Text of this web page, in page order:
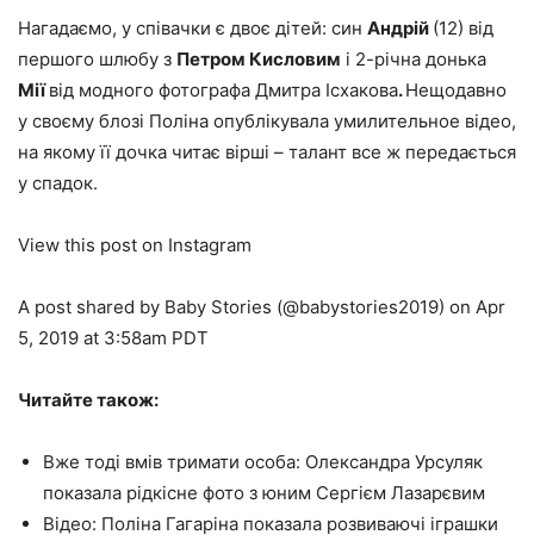
Нагадаємо, у співачки є двоє дітей: син Андрій (12) від
першого шлюбу з Петром Кисловим і 2-річна донька
Міївід модного фотографа Дмитра Ісхакова.Нещодавно
у своєму блозі Поліна опублікувала умилительное відео,
на якому її дочка читає вірші – талант все ж передається
у спадок.
View this post on Instagram
A post shared by Baby Stories (@babystories2019) on Apr
5, 2019 at 3:58am PDT
Читайте також:
Вже тоді вмів тримати особа: Олександра Урсуляк
показала рідкісне фото з юним Сергієм Лазарєвим
Відео: Поліна Гагаріна показала розвиваючі іграшки